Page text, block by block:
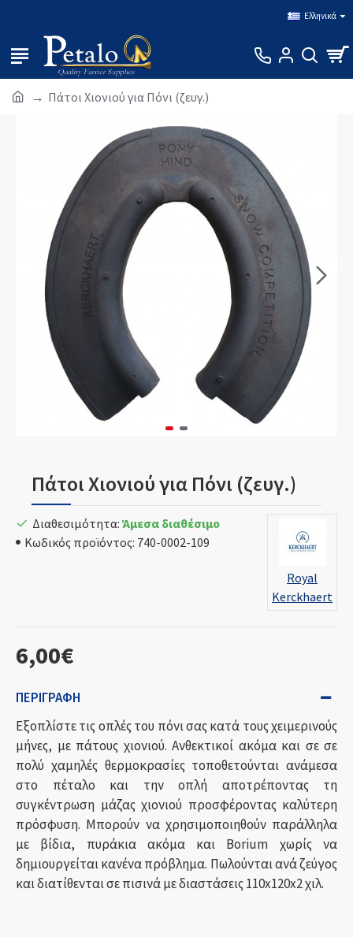
Ελληνικά
Πάτοι Χιονιού για Πόνι (ζευγ.)
Πάτοι Χιονιού για Πόνι (ζευγ.)
6,00€
Διαθεσιμότητα: Άμεσα διαθέσιμο
Κωδικός προϊόντος: 740-0002-109
Royal
Kerckhaert
ΠΕΡΙΓΡΑΦΉ
Εξοπλίστε τις οπλές του πόνι σας κατά τους χειμερινούς
μήνες, με πάτους χιονιού. Ανθεκτικοί ακόμα και σε σε
πολύ χαμηλές θερμοκρασίες τοποθετούνται ανάμεσα
στο πέταλο και την οπλή αποτρέποντας τη
συγκέντρωση μάζας χιονιού προσφέροντας καλύτερη
πρόσφυση. Μπορούν να χρησιμοποιηθούν παράλληλα
με βίδια, πυράκια ακόμα και Borium χωρίς να
δημιουργείται κανένα πρόβλημα. Πωλούνται ανά ζεύγος
και διατίθενται σε πισινά με διαστάσεις 110x120x2 χιλ.